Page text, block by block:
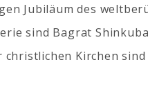
Jubiläum des
sind Bagrat
Kirchen